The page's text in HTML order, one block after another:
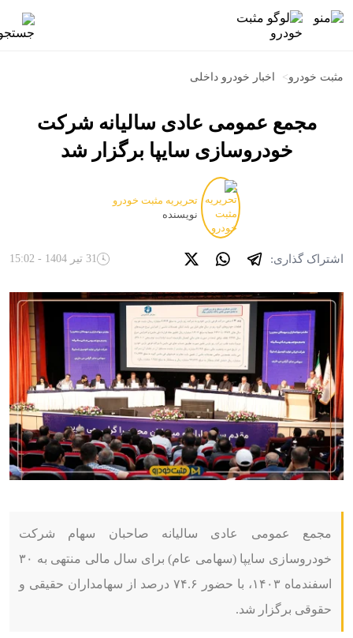
مثبت خودرو> اخبار خودرو داخلی
مجمع عمومی عادی سالیانه شرکت
خودروسازی سایپا برگزار شد
تحریریه مثبت خودرو
نویسنده
اشتراک گذاری: 31 تیر 1404 - 15:02
مجمع عمومی عادی سالیانه صاحبان سهام شرکت
خودروسازی سایپا (سهامی عام) برای سال مالی منتهی به ۳۰
اسفندماه ۱۴۰۳، با حضور ۷۴.۶ درصد از سهامداران حقیقی و
حقوقی برگزار شد.